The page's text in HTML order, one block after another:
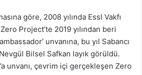
göre, 2008 yılında Essl Vakfı
Project’te 2019 yılından beri
unvanına, bu yıl Sabancı
Bilsel Safkan layık görüldü.
unvanı, çevrim içi gerçekleşen Zero